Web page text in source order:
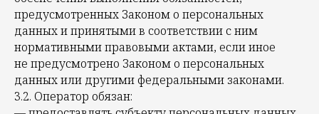
предусмотренных Законом о персональных
данных и принятыми в соответствии с ним
нормативными правовыми актами, если иное
не предусмотрено Законом о персональных
данных или другими федеральными законами.
3.2. Оператор обязан: